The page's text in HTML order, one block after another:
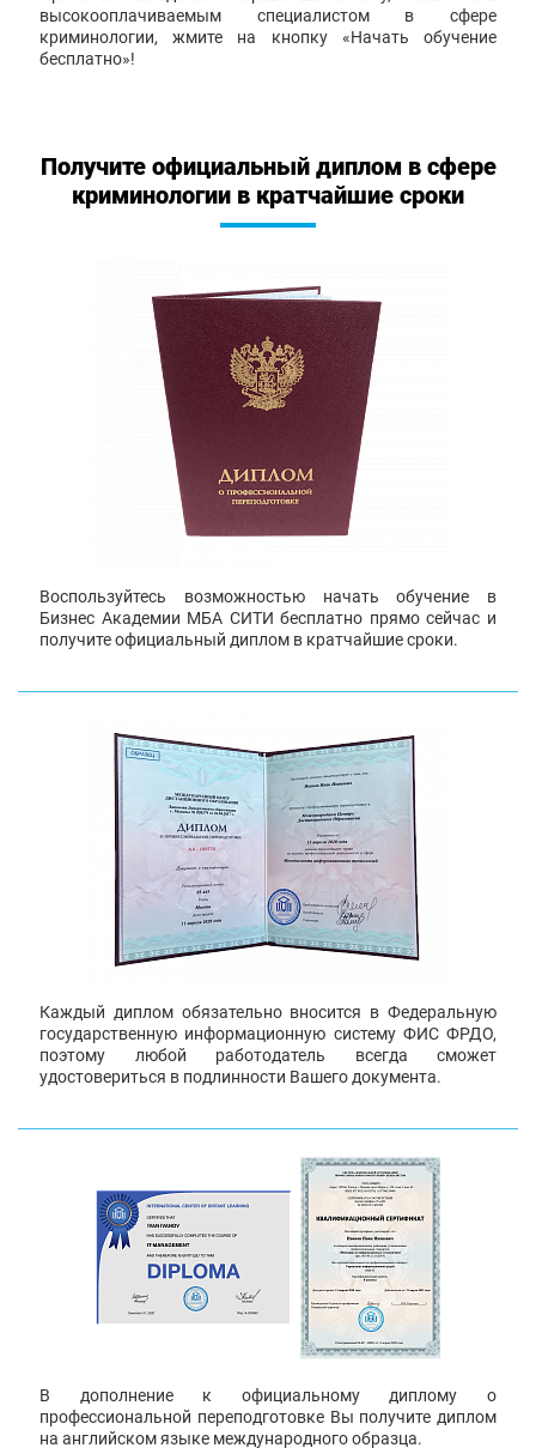
высокооплачиваемым специалистом в сфере
криминологии, жмите на кнопку «Начать обучение
бесплатно»!
Получите официальный диплом в сфере
криминологии в кратчайшие сроки
Воспользуйтесь возможностью начать обучение в
Бизнес Академии МБА СИТИ бесплатно прямо сейчас и
получите официальный диплом в кратчайшие сроки.
Каждый диплом обязательно вносится в Федеральную
государственную информационную систему ФИС ФРДО,
поэтому любой работодатель всегда сможет
удостовериться в подлинности Вашего документа.
В дополнение к официальному диплому о
профессиональной переподготовке Вы получите диплом
на английском языке международного образца.